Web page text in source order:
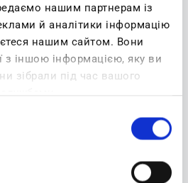
нашим партнерам із
й аналітики інформацію
нашим сайтом. Вони
з іншою інформацією, яку ви
зібрали під час вашого